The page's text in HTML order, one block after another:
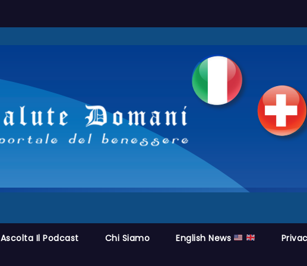
Ascolta Il Podcast Chi Siamo English News